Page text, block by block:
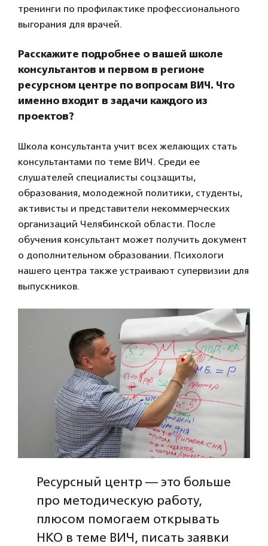
тренинги по профилактике профессионального
выгорания для врачей.
Расскажите подробнее о вашей школе
консультантов и первом в регионе
ресурсном центре по вопросам ВИЧ. Что
именно входит в задачи каждого из
проектов?
Школа консультанта учит всех желающих стать
консультантами по теме ВИЧ. Среди ее
слушателей специалисты соцзащиты,
образования, молодежной политики, студенты,
активисты и представители некоммерческих
организаций Челябинской области. После
обучения консультант может получить документ
о дополнительном образовании. Психологи
нашего центра также устраивают супервизии для
выпускников.
Ресурсный центр — это больше
про методическую работу,
плюсом помогаем открывать
НКО в теме ВИЧ, писать заявки